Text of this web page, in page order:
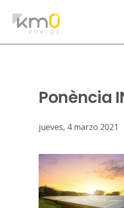
Ponència
jueves, 4 marzo 2021